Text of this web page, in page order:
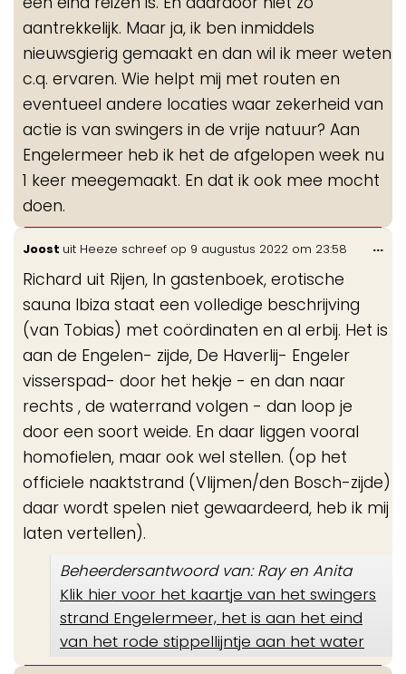
aantrekkelijk. Maar ja, ik ben inmiddels
nieuwsgierig gemaakt en dan wil ik meer weten
c.q. ervaren. Wie helpt mij met routen en
eventueel andere locaties waar zekerheid van
actie is van swingers in de vrije natuur? Aan
Engelermeer heb ik het de afgelopen week nu
1 keer meegemaakt. En dat ik ook mee mocht
doen.
Joost uit Heeze schreef op 9 augustus 2022 om 23:58
Richard uit Rijen, In gastenboek, erotische
sauna Ibiza staat een volledige beschrijving
(van Tobias) met coördinaten en al erbij. Het is
aan de Engelen- zijde, De Haverlij- Engeler
visserspad- door het hekje - en dan naar
rechts , de waterrand volgen - dan loop je
door een soort weide. En daar liggen vooral
homofielen, maar ook wel stellen. (op het
officiele naaktstrand (Vlijmen/den Bosch-zijde)
daar wordt spelen niet gewaardeerd, heb ik mij
laten vertellen).
Beheerdersantwoord van: Ray en Anita
Klik hier voor het kaartje van het swingers
strand Engelermeer, het is aan het eind
van het rode stippellijntje aan het water
...